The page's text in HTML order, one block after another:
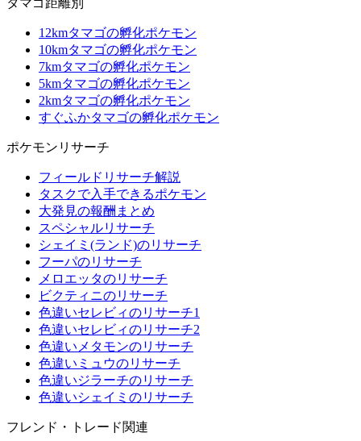
タマゴ距離別
12kmタマゴの孵化ポケモン
10kmタマゴの孵化ポケモン
7kmタマゴの孵化ポケモン
5kmタマゴの孵化ポケモン
2kmタマゴの孵化ポケモン
すぐふかタマゴの孵化ポケモン
ポケモンリサーチ
フィールドリサーチ解説
タスクで入手できるポケモン
大発見の報酬まとめ
スペシャルリサーチ
シェイミ(ランド)のリサーチ
フーパのリサーチ
メロエッタのリサーチ
ビクティニのリサーチ
色違いセレビィのリサーチ1
色違いセレビィのリサーチ2
色違いメタモンのリサーチ
色違いミュウのリサーチ
色違いジラーチのリサーチ
色違いシェイミのリサーチ
フレンド・トレード関連